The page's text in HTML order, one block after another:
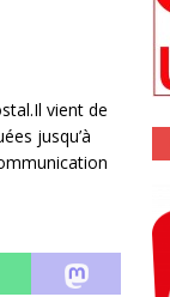
vient de
jusqu’à